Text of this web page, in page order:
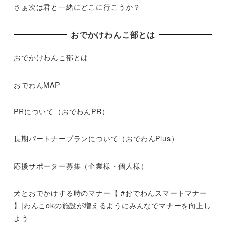
さぁ次は君と一緒にどこに行こうか？
おでかけわんこ部とは
おでかけわんこ部とは
おでわんMAP
PRについて（おでわんPR）
長期パートナープランについて（おでわんPlus）
応援サポーター募集（企業様・個人様）
犬とおでかけする時のマナー【 #おでわんスマートマナー
】|わんこokの施設が増えるようにみんなでマナーを向上し
よう